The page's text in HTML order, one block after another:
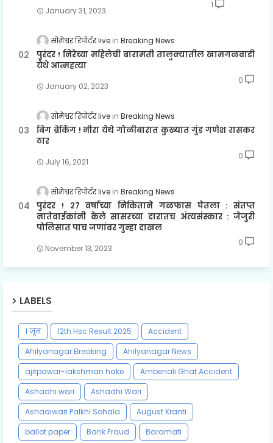
January 31, 2023
1
सोमेश्वर रिपोर्टर live Breaking News
पुरंदर ! निरेच्या महिलेची बारामती तालुक्यातील खामगळवाडी
येथे आत्महत्या
January 02, 2023
0
सोमेश्वर रिपोर्टर live Breaking News
बिग ब्रेकिंग ! नीरा येथे गोळीबारात कुख्यात गुंड गणेश रासकर
ठार
July 16, 2021
0
सोमेश्वर रिपोर्टर live Breaking News
पुरंदर ! २७ वर्षाच्या निकिताने गळफास घेतला : संतप्त
नातेवाईकांनी केले सासरच्या दारातच अंत्यसंस्कार : जेजुरी
पोलिसात पाच जणांवर गुन्हा दाखल
November 13, 2023
0
LABELS
१ जून 12th Hsc Result 2025
Accident
Ahilyanagar Breaking
Ahilyanagar News
ajitpawar-lakshman hake
Ambenali Ghat Accident
Ashadhi wari
Ashadhi Wari
Ashadiwari Palkhi Sohala
August Kranti
ballot paper
Bank Fraud
Baramati